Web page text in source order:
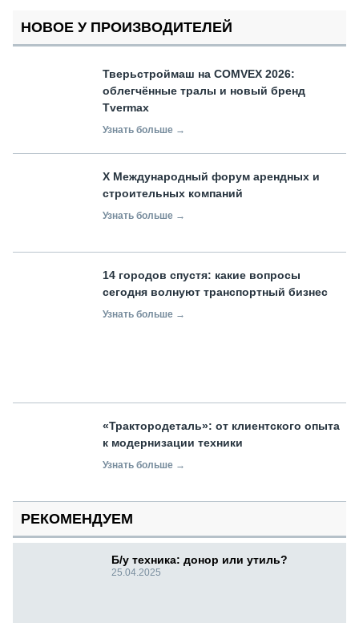
НОВОЕ У ПРОИЗВОДИТЕЛЕЙ
Тверьстроймаш на COMVEX 2026:
облегчённые тралы и новый бренд
Tvermax
Узнать больше →
X Международный форум арендных и
строительных компаний
Узнать больше →
14 городов спустя: какие вопросы
сегодня волнуют транспортный бизнес
Узнать больше →
«Трактородеталь»: от клиентского опыта
к модернизации техники
Узнать больше →
РЕКОМЕНДУЕМ
Б/у техника: донор или утиль?
25.04.2025